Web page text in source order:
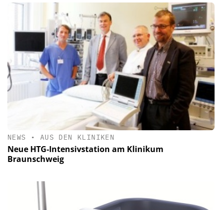
NEWS • AUS DEN KLINIKEN
Neue HTG-Intensivstation am Klinikum
Braunschweig